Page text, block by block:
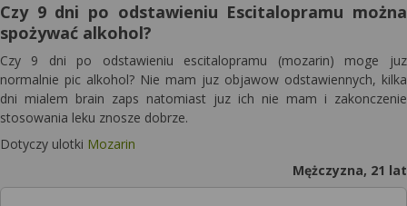
Czy 9 dni po odstawieniu Escitalopramu można
spożywać alkohol?
Czy 9 dni po odstawieniu escitalopramu (mozarin) moge juz
normalnie pic alkohol? Nie mam juz objawow odstawiennych, kilka
dni mialem brain zaps natomiast juz ich nie mam i zakonczenie
stosowania leku znosze dobrze.
Dotyczy ulotki Mozarin
Mężczyzna, 21 lat